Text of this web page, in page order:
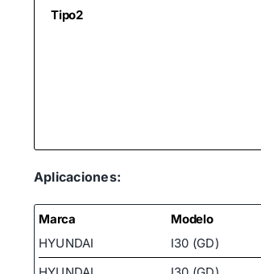
Tipo2
Aplicaciones:
Marca Modelo
HYUNDAI
I30 (GD)